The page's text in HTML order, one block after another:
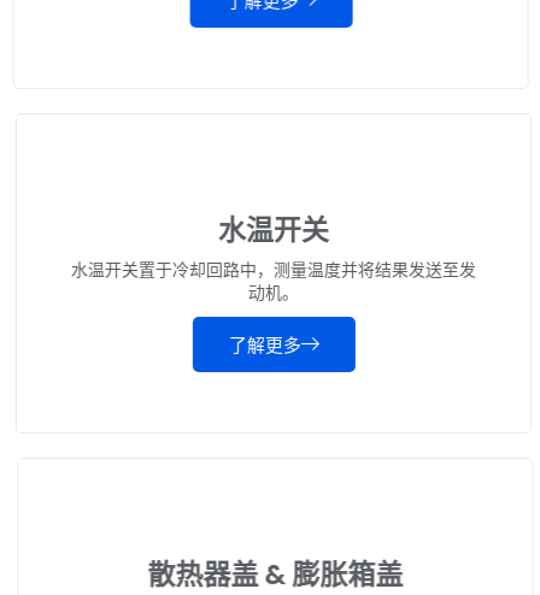
水温开关
水温开关置于冷却回路中，测量温度并将结果发送至发
动机。
了解更多
散热器盖 & 膨胀箱盖